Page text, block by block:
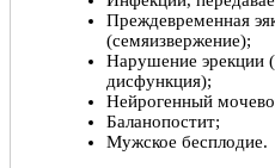
Преждевременная
(семяизвержение);
Нарушение эрекции
дисфункция);
Нейрогенный
Баланопостит;
Мужское бесплодие.